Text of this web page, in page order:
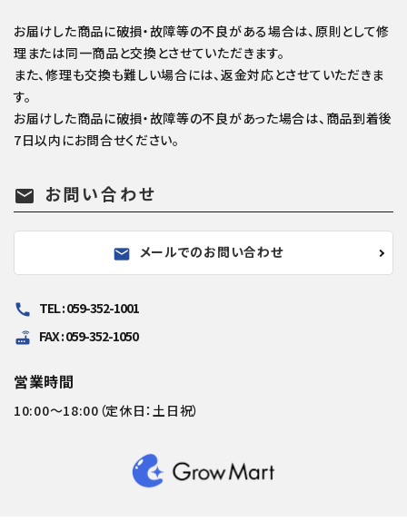
お届けした商品に破損・故障等の不良がある場合は、原則として修
理または同一商品と交換とさせていただきます。
また、修理も交換も難しい場合には、返金対応とさせていただきま
す。
お届けした商品に破損・故障等の不良があった場合は、商品到着後
7日以内にお問合せください。
mail お問い合わせ
mail メールでのお問い合わせ
call TEL : 059-352-1001
router FAX : 059-352-1050
営業時間
10:00～18:00（定休日：土日祝）